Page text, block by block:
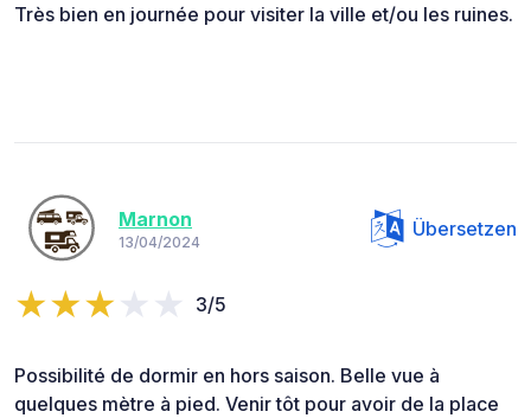
Très bien en journée pour visiter la ville et/ou les ruines.
Marnon
13/04/2024
Übersetzen
3/5
Possibilité de dormir en hors saison. Belle vue à
quelques mètre à pied. Venir tôt pour avoir de la place